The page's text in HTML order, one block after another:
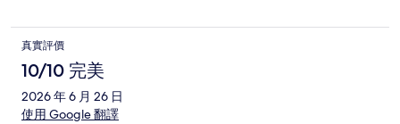
真實評價
10/10 完美
2026 年 6 月 26 日
使用 Google 翻譯